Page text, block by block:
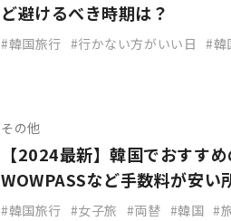
ど避けるべき時期は？
韓国旅行 行かない方がいい日 韓
その他
【2024最新】韓国でおすす
WOWPASSなど手数料が安
韓国旅行 女子旅 両替 韓国